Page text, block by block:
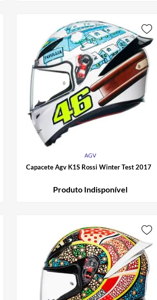
AGV
Capacete Agv K1S Rossi Winter Test 2017
Produto Indisponível